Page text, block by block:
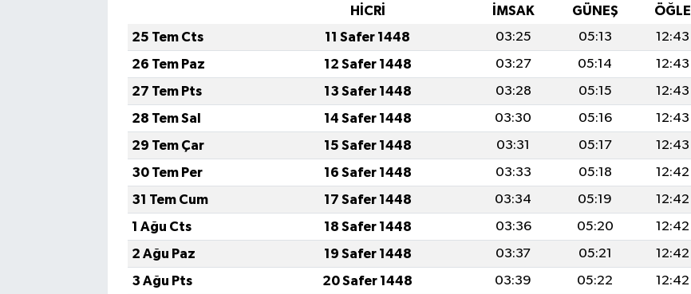
HİCRİ İMSAK GÜNEŞ ÖĞLE
25 Tem Cts
11 Safer 1448 03:25 05:13 12:43
26 Tem Paz
12 Safer 1448 03:27 05:14 12:43
27 Tem Pts
13 Safer 1448 03:28 05:15 12:43
28 Tem Sal
14 Safer 1448 03:30 05:16 12:43
29 Tem Çar
15 Safer 1448 03:31 05:17 12:43
30 Tem Per
16 Safer 1448 03:33 05:18 12:42
31 Tem Cum
17 Safer 1448 03:34 05:19 12:42
1 Ağu Cts
18 Safer 1448 03:36 05:20 12:42
2 Ağu Paz
19 Safer 1448 03:37 05:21 12:42
3 Ağu Pts
20 Safer 1448 03:39 05:22 12:42